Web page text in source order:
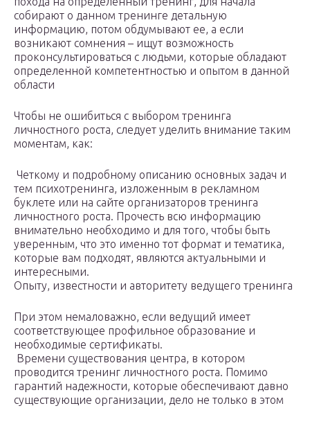
собирают о данном тренинге детальную
информацию, потом обдумывают ее, а если
возникают сомнения – ищут возможность
проконсультироваться с людьми, которые обладают
определенной компетентностью и опытом в данной
области
Чтобы не ошибиться с выбором тренинга
личностного роста, следует уделить внимание таким
моментам, как:
Четкому и подробному описанию основных задач и
тем психотренинга, изложенным в рекламном
буклете или на сайте организаторов тренинга
личностного роста. Прочесть всю информацию
внимательно необходимо и для того, чтобы быть
уверенным, что это именно тот формат и тематика,
которые вам подходят, являются актуальными и
интересными.
Опыту, известности и авторитету ведущего тренинга
При этом немаловажно, если ведущий имеет
соответствующее профильное образование и
необходимые сертификаты.
Времени существования центра, в котором
проводится тренинг личностного роста. Помимо
гарантий надежности, которые обеспечивают давно
существующие организации, дело не только в этом